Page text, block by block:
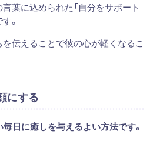
葉に込められた「自分をサポート
。
伝えることで彼の心が軽くなるこ
にする
日に癒しを与えるよい方法です。